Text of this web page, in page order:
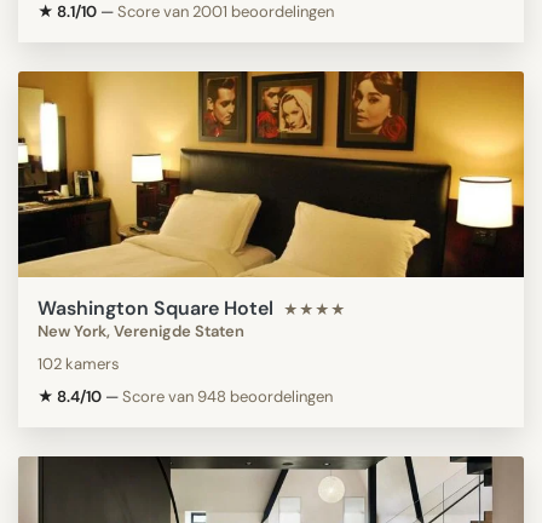
★ 8.1/10 —Score van 2001 beoordelingen
Washington Square Hotel ★★★★
New York, Verenigde Staten
102 kamers
★ 8.4/10 —Score van 948 beoordelingen